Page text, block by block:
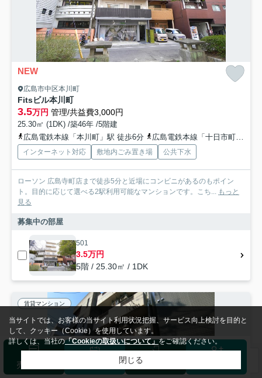
NEW
広島市中区本川町
Fitsビル本川町
3.5万円 管理/共益費3,000円
25.30㎡ (1DK) /築46年 /5階建
広島電鉄本線「本川町」駅 徒歩6分
広島電鉄本線「十日市町」駅 徒歩7分
インターネット対応 敷地内ごみ置き場 公共下水
ローソン 広島寺町店まで徒歩5分と近場にコンビニがあるのもポイン
ト。目的に応じて選べる2駅利用可能なマンションです。こち... もっと
見る
募集中の部屋
501
3.5万円
5階 / 25.30㎡ / 1DK
賃貸マンション
売却査定 ログイン
当サイトでは、お客様の当サイト利用状況把握、サービス向上検討を目的と
して、クッキー（Cookie）を使用しています。
詳しくは、当社の「Cookieの取扱いについて」をご確認ください。
閉じる